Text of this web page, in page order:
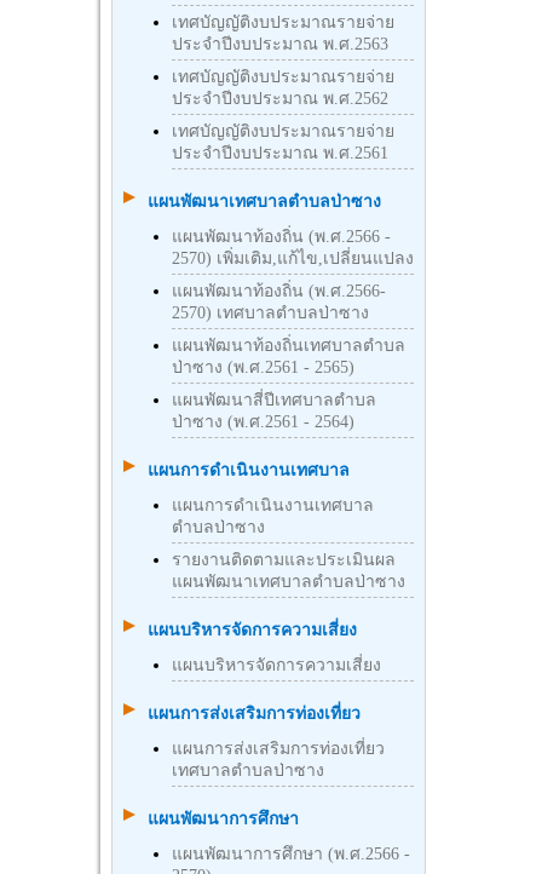
เทศบัญญัติงบประมาณรายจ่าย
ประจำปีงบประมาณ พ.ศ.2563
เทศบัญญัติงบประมาณรายจ่าย
ประจำปีงบประมาณ พ.ศ.2562
เทศบัญญัติงบประมาณรายจ่าย
ประจำปีงบประมาณ พ.ศ.2561
แผนพัฒนาเทศบาลตำบลป่าซาง
แผนพัฒนาท้องถิ่น (พ.ศ.2566 -
2570) เพิ่มเติม,แก้ไข,เปลี่ยนแปลง
แผนพัฒนาท้องถิ่น (พ.ศ.2566-
2570) เทศบาลตำบลป่าซาง
แผนพัฒนาท้องถิ่นเทศบาลตำบล
ป่าซาง (พ.ศ.2561 - 2565)
แผนพัฒนาสี่ปีเทศบาลตำบล
ป่าซาง (พ.ศ.2561 - 2564)
แผนการดำเนินงานเทศบาล
แผนการดำเนินงานเทศบาล
ตำบลป่าซาง
รายงานติดตามและประเมินผล
แผนพัฒนาเทศบาลตำบลป่าซาง
แผนบริหารจัดการความเสี่ยง
แผนบริหารจัดการความเสี่ยง
แผนการส่งเสริมการท่องเที่ยว
แผนการส่งเสริมการท่องเที่ยว
เทศบาลตำบลป่าซาง
แผนพัฒนาการศึกษา
แผนพัฒนาการศึกษา (พ.ศ.2566 -